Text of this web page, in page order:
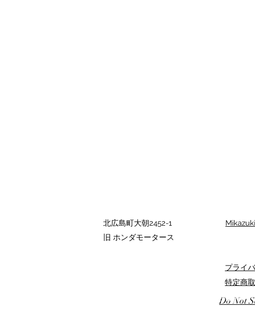
北広島町大朝2452-1
旧 ホンダモータース
プライ
特定商
Do Not
©2022 by Mikazuki. Proudly created with